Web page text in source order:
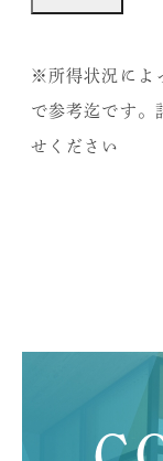
※所得状況によ
で参考迄です。
せください